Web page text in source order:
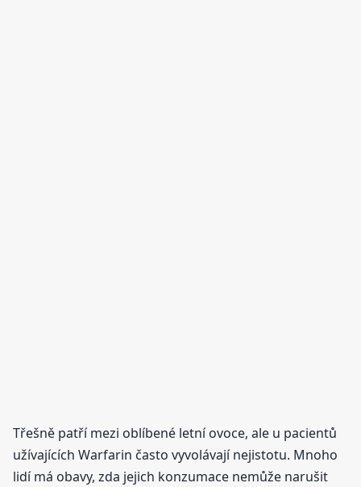
Třešně patří mezi oblíbené letní ovoce, ale u pacientů
užívajících Warfarin často vyvolávají nejistotu. Mnoho
lidí má obavy, zda jejich konzumace nemůže narušit